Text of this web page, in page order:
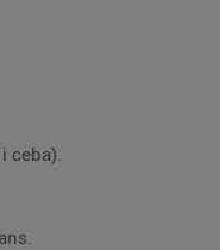
ceba).